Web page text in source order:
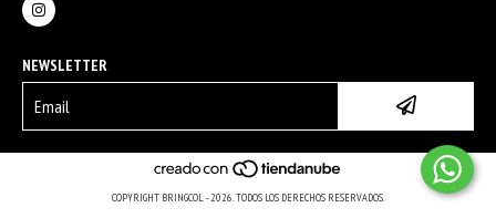
NEWSLETTER
COPYRIGHT BRINGCOL - 2026. TODOS LOS DERECHOS RESERVADOS.